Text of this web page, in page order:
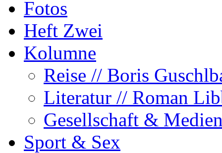
Fotos
Heft Zwei
Kolumne
Reise // Boris
Literatur // Roman
Gesellschaft &
Sport & Sex